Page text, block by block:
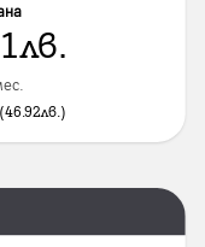
лв.
(46.92лв.)